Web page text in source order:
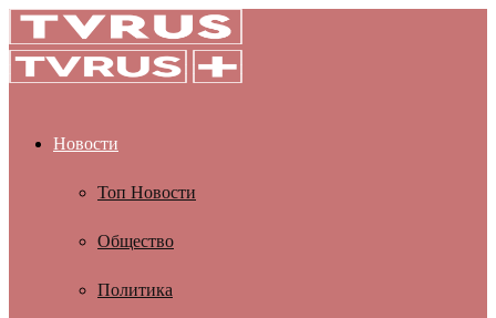
Новости
Топ Новости
Общество
Политика